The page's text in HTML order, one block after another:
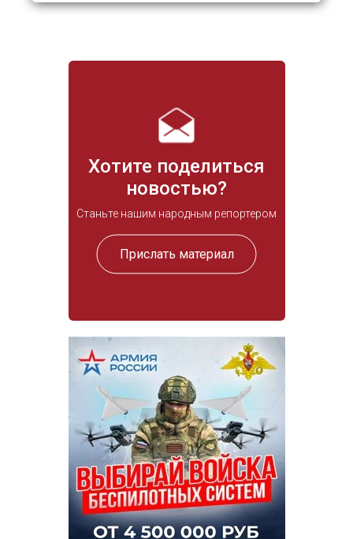
Хотите поделиться
новостью?
Станьте нашим народным репортером
Прислать материал